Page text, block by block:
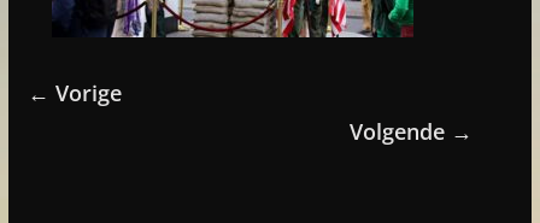
← Vorige
Volgende →